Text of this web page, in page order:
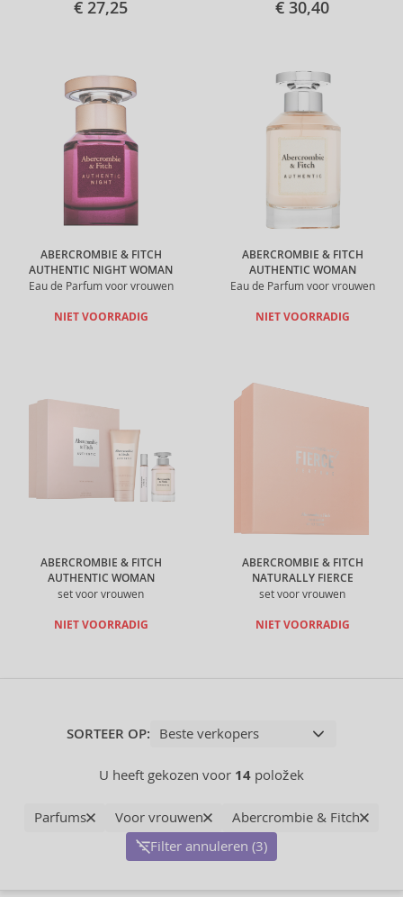
€ 27,25 € 30,40
ABERCROMBIE & FITCH
AUTHENTIC NIGHT WOMAN
Eau de Parfum voor vrouwen
NIET VOORRADIG
ABERCROMBIE & FITCH
AUTHENTIC WOMAN
Eau de Parfum voor vrouwen
NIET VOORRADIG
ABERCROMBIE & FITCH
AUTHENTIC WOMAN
set voor vrouwen
NIET VOORRADIG
ABERCROMBIE & FITCH
NATURALLY FIERCE
set voor vrouwen
NIET VOORRADIG
SORTEER OP:
U heeft gekozen voor 14 položek
Parfums Voor vrouwen
Abercrombie & Fitch
Filter annuleren (3)